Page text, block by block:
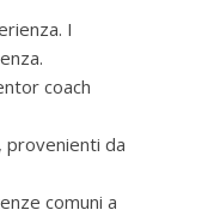
I
coach
da
comuni a